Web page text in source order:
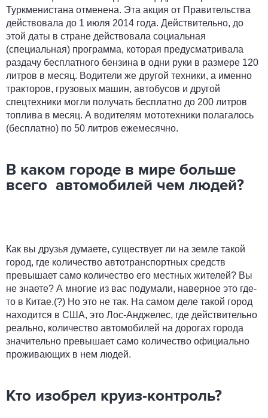
Туркменистана отменена. Эта акция от Правительства
действовала до 1 июля 2014 года. Действительно, до
этой даты в стране действовала социальная
(специальная) программа, которая предусматривала
раздачу бесплатного бензина в одни руки в размере 120
литров в месяц. Водители же другой техники, а именно
тракторов, грузовых машин, автобусов и другой
спецтехники могли получать бесплатно до 200 литров
топлива в месяц. А водителям мототехники полагалось
(бесплатно) по 50 литров ежемесячно.
В каком городе в мире больше
всего автомобилей чем людей?
Как вы друзья думаете, существует ли на земле такой
город, где количество автотранспортных средств
превышает само количество его местных жителей? Вы
не знаете? А многие из вас подумали, наверное это где-
то в Китае.(?) Но это не так. На самом деле такой город
находится в США, это Лос-Анджелес, где действительно
реально, количество автомобилей на дорогах города
значительно превышает само количество официально
проживающих в нем людей.
Кто изобрел круиз-контроль?